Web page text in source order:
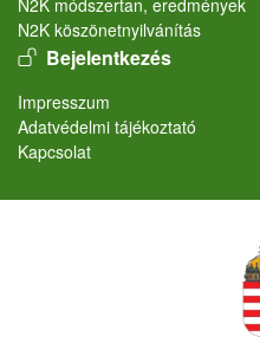
N2K módszertan, eredmények
N2K köszönetnyilvánítás
User account menu
Bejelentkezés
Lábléc
Impresszum
Adatvédelmi tájékoztató
Kapcsolat